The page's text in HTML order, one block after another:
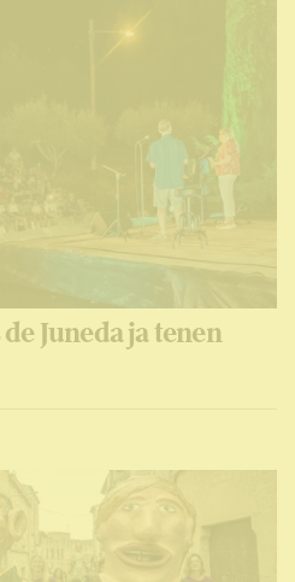
Juneda ja tenen